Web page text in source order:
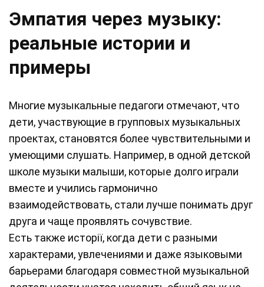
Эмпатия через музыку:
реальные истории и
примеры
Многие музыкальные педагоги отмечают, что
дети, участвующие в групповых музыкальных
проектах, становятся более чувствительными и
умеющими слушать. Например, в одной детской
школе музыки малыши, которые долго играли
вместе и учились гармонично
взаимодействовать, стали лучше понимать друг
друга и чаще проявлять сочувствие.
Есть также исторії, когда дети с разными
характерами, увлечениями и даже языковыми
барьерами благодаря совместной музыкальной